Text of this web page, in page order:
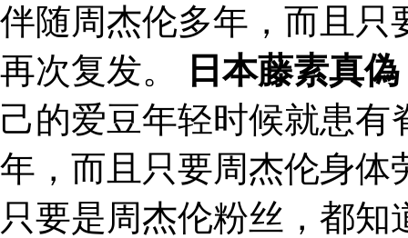
伴随周杰伦多年，而且只
再次复发。
日本藤素真偽
己的爱豆年轻时候就患
年，而且只要周杰伦身体
只要是周杰伦粉丝，都